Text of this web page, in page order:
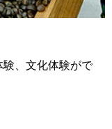
、文化体験がで